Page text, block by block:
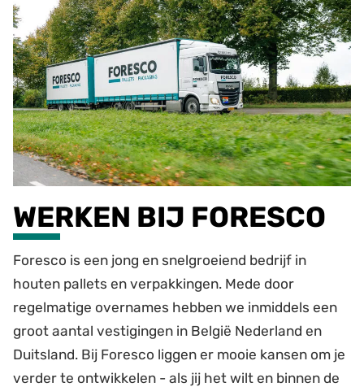
WERKEN BIJ FORESCO
Foresco is een jong en snelgroeiend bedrijf in
houten pallets en verpakkingen. Mede door
regelmatige overnames hebben we inmiddels een
groot aantal vestigingen in België Nederland en
Duitsland. Bij Foresco liggen er mooie kansen om je
verder te ontwikkelen - als jij het wilt en binnen de